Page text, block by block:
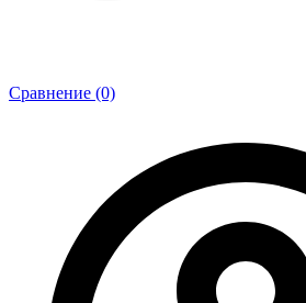
Сравнение (0)